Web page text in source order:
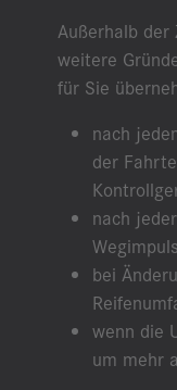
Außerhalb
weitere
für Sie
nach
der
nach
bei
wenn die
um mehr